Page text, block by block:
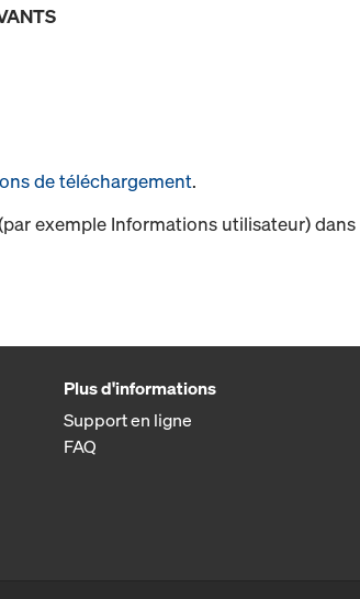
de téléchargement.
exemple Informations utilisateur) dans
Plus d'informations
Support en ligne
FAQ